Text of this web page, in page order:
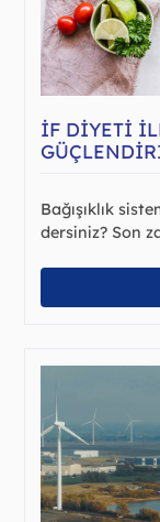
İF DIYETI
Bağışıklık
dersiniz? Son